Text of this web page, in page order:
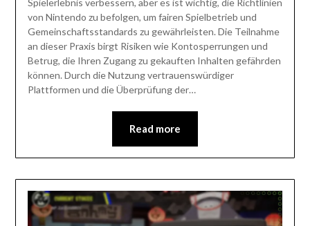
von Nintendo zu befolgen, um fairen Spielbetrieb und
Gemeinschaftsstandards zu gewährleisten. Die Teilnahme
an dieser Praxis birgt Risiken wie Kontosperrungen und
Betrug, die Ihren Zugang zu gekauften Inhalten gefährden
können. Durch die Nutzung vertrauenswürdiger
Plattformen und die Überprüfung der…
Read more